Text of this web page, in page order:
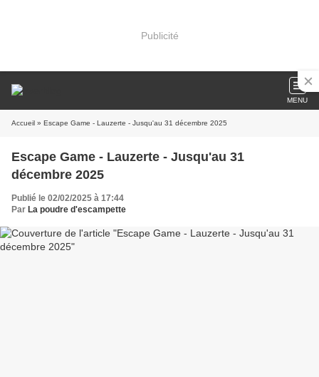
Publicité
MENU
Accueil » Escape Game - Lauzerte - Jusqu'au 31 décembre 2025
Escape Game - Lauzerte - Jusqu'au 31
décembre 2025
Publié le 02/02/2025 à 17:44
Par La poudre d'escampette